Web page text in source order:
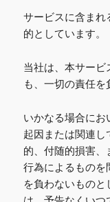
サービスに含まれ
的としています。
当社は、本サー
も、一切の責任を
いかなる場合に
起因または関連
的、付随的損害
行為によるもの
を負わないもの